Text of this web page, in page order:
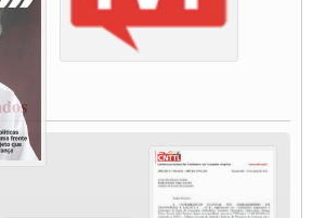
faixas na Castello Branco e fazem protesto
Contra Mulher e o Adoecimento da Classe
PÚBLICAS DE TRANSPORTE PARA A
E ELEIÇÕES NA PANDEMIA
PÚBLICAS DE TRANSPORTE
POR QUE DEVEMOS NOS ORGANIZAR?
Coronavírus, mas está bem de saúde
dos trabalhador@s que contraem a Covid-19 na